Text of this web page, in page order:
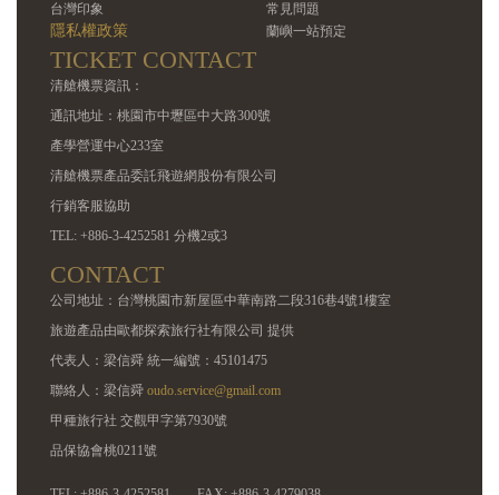
台灣印象 常見問題
隱私權政策 蘭嶼一站預定
TICKET CONTACT
清艙機票資訊：
通訊地址：桃園市中壢區中大路300號
產學營運中心233室
清艙機票產品委託飛遊網股份有限公司
行銷客服協助
TEL: +886-3-4252581 分機2或3
CONTACT
公司地址：台灣桃園市新屋區中華南路二段316巷4號1樓室
旅遊產品由歐都探索旅行社有限公司 提供
代表人：梁信舜 統一編號：45101475
聯絡人：梁信舜 oudo.service@gmail.com
甲種旅行社 交觀甲字第7930號
品保協會桃0211號